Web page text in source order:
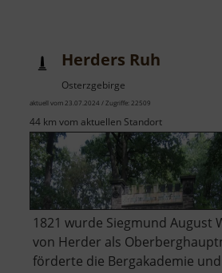
Herders Ruh
Osterzgebirge
aktuell vom 23.07.2024 / Zugriffe: 22509
44 km vom aktuellen Standort
1821 wurde Siegmund August
von Herder als
förderte die Bergakademie